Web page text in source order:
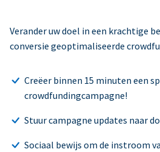
Verander uw doel in een krachtige
conversie geoptimaliseerde
Creëer binnen 15 minuten een
crowdfundingcampagne!
Stuur campagne updates naar
Sociaal bewijs om de instroom